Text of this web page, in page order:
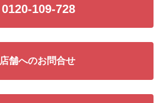
0120-109-728
店舗へのお問合せ